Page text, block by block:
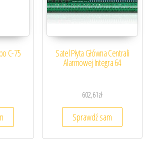
C-75 Satel Płyta Główna Centrali
Alarmowej Integra 64
602,61zł
Sprawdź sam